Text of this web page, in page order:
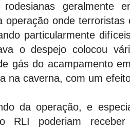
rodesianas geralmente
operação onde terroristas
particularmente
o despejo colocou
gás do acampamento
na caverna, com um
da operação, e
RLI poderiam receber